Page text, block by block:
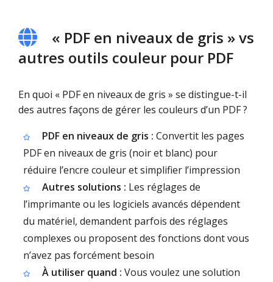
« PDF en niveaux de gris » vs
autres outils couleur pour PDF
En quoi « PDF en niveaux de gris » se distingue-t-il
des autres façons de gérer les couleurs d’un PDF ?
PDF en niveaux de gris : Convertit les pages
PDF en niveaux de gris (noir et blanc) pour
réduire l’encre couleur et simplifier l’impression
Autres solutions : Les réglages de
l’imprimante ou les logiciels avancés dépendent
du matériel, demandent parfois des réglages
complexes ou proposent des fonctions dont vous
n’avez pas forcément besoin
À utiliser quand : Vous voulez une solution